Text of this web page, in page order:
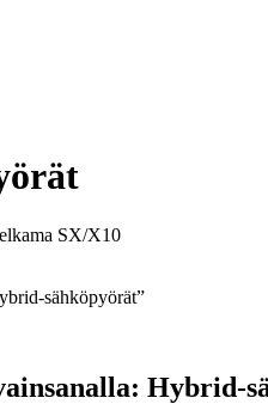
SX/X10
sähköpyörät”
Hybrid-